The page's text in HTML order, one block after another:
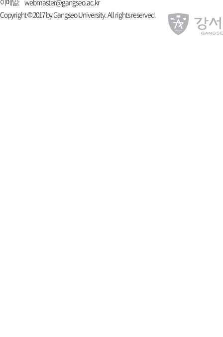
이메일: webmaster@gangseo.ac.kr
Copyright © 2017 by Gangseo University. All rights reserved.